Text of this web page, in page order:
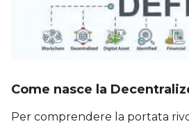
Come nasce la
Per comprendere la portata